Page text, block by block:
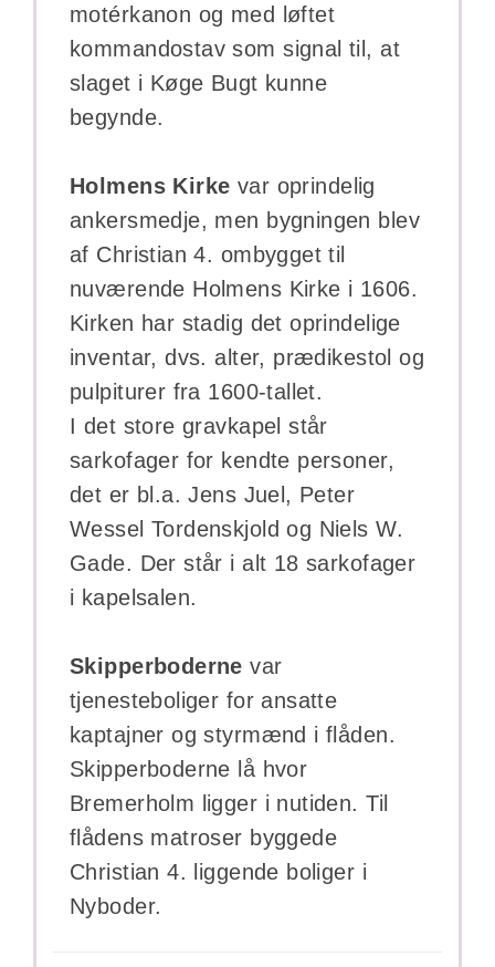
motérkanon og med løftet
kommandostav som signal til, at
slaget i Køge Bugt kunne
begynde.
Holmens Kirke var oprindelig
ankersmedje, men bygningen blev
af Christian 4. ombygget til
nuværende Holmens Kirke i 1606.
Kirken har stadig det oprindelige
inventar, dvs. alter, prædikestol og
pulpiturer fra 1600-tallet.
I det store gravkapel står
sarkofager for kendte personer,
det er bl.a. Jens Juel, Peter
Wessel Tordenskjold og Niels W.
Gade. Der står i alt 18 sarkofager
i kapelsalen.
Skipperboderne var
tjenesteboliger for ansatte
kaptajner og styrmænd i flåden.
Skipperboderne lå hvor
Bremerholm ligger i nutiden. Til
flådens matroser byggede
Christian 4. liggende boliger i
Nyboder.